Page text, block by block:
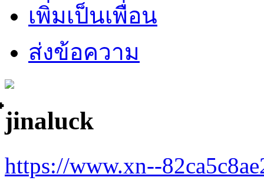
เพิ่มเป็นเพื่อน
ส่งข้อความ
๋jinaluck
https://www.xn--